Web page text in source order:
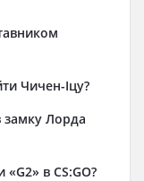
Чичен-Іцу?
замку Лорда
в CS:GO?